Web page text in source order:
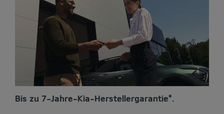
Bis zu 7-Jahre-Kia-Herstellergarantie*.